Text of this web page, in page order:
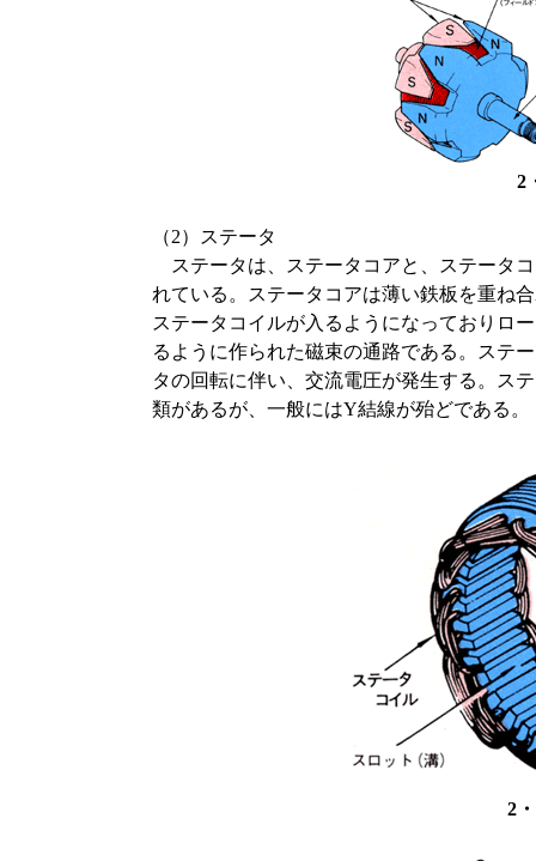
2
（2）ステータ
ステータは、ステータコアと、ステータ
れている。ステータコアは薄い鉄板を重ね
ステータコイルが入るようになっておりロ
るように作られた磁束の通路である。ステ
タの回転に伴い、交流電圧が発生する。ス
類があるが、一般にはY結線が殆どである。
2